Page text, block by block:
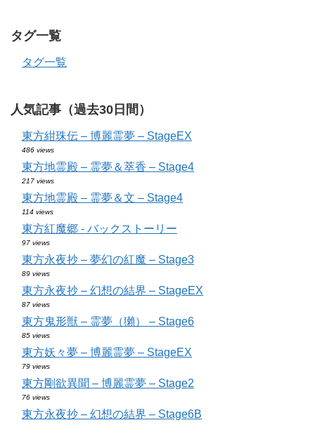
タグ一覧
タグ一覧
人気記事（過去30日間）
東方紺珠伝 – 博麗霊夢 – StageEX
486 views
東方地霊殿 – 霊夢＆萃香 – Stage4
217 views
東方地霊殿 – 霊夢＆文 – Stage4
114 views
東方紅魔郷 - バックストーリー
97 views
東方永夜抄 – 夢幻の紅魔 – Stage3
89 views
東方永夜抄 – 幻想の結界 – StageEX
87 views
東方鬼形獣 – 霊夢（獺） – Stage6
85 views
東方妖々夢 – 博麗霊夢 – StageEX
79 views
東方剛欲異聞 – 博麗霊夢 – Stage2
76 views
東方永夜抄 – 幻想の結界 – Stage6B